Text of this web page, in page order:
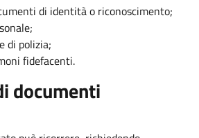
di identità o riconoscimento;
di polizia;
fidefacenti.
documenti